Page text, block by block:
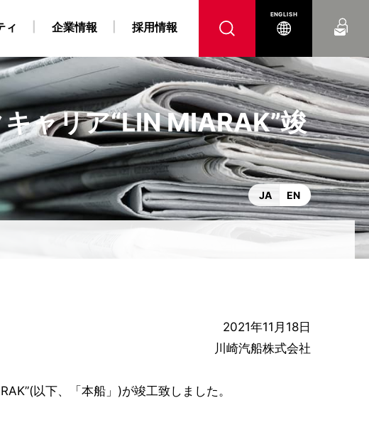
ャリア“LIN MIARAK”竣
JA EN
2021年11月18日
川崎汽船株式会社
以下、「本船」)が竣工致しました。
電力事業 燃料戦略事業
コンテナ船事業
の皆様へ IRよくあるご質問
電子公告
ナンス
“K” LINE REPORT
ァイナンス DX戦略
ィ
運航船腹 “K” LINEの軌跡 “K” LINE With
企業情報
陸上職 障がい者採用情報
採用情報
ENGLISH